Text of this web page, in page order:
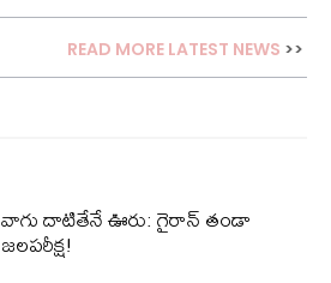
READ MORE LATEST NEWS >>
వాగు దాటితేనే ఊరు: గైరాన్ తండా
జలపరీక్ష!